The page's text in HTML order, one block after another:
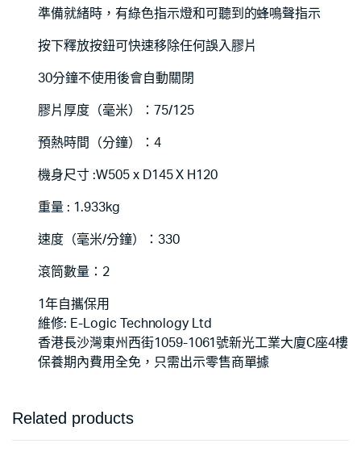
準備就緒時，有綠色指示燈和可聽到的蜂鳴聲指示
按下釋放按鈕可快速移除任何誤入膠片
30分鐘不使用後會自動關閉
膠片厚度（毫米）：75/125
預熱時間（分鐘）：4
機身尺寸 :W505 x D145 X H120
重量 : 1.933kg
速度（毫米/分鐘）：330
滾筒數量：2
1年自攜保用
維修: E-Logic Technology Ltd
香港長沙灣東州西街1059-1061號新光工業大廈C座4樓
保養期內費用全免，只需出示零售商單據
Related products